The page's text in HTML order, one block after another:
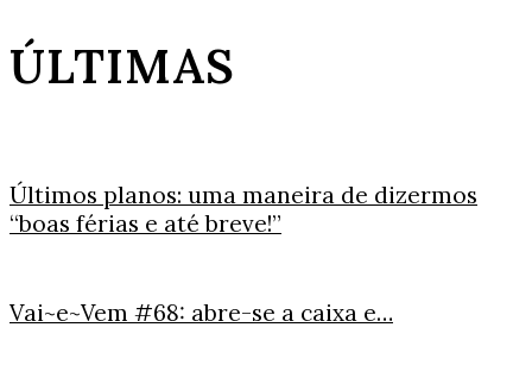
ÚLTIMAS
Últimos planos: uma maneira de dizermos
“boas férias e até breve!”
Vai~e~Vem #68: abre-se a caixa e…